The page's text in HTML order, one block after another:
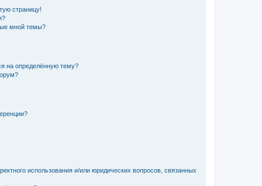
страницу!
мной темы?
на определённую тему?
использования и/или юридических вопросов, связанных